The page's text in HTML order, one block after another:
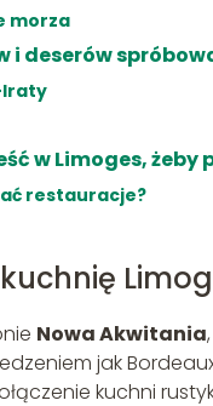
morza
i deserów
Iraty
w Limoges,
restauracje?
Nowa Akwitania
jak
kuchni